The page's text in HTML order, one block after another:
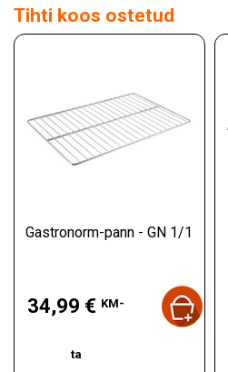
Tihti koos ostetud
Gastronorm-pann - GN 1/1
34,99 € KM-
ta